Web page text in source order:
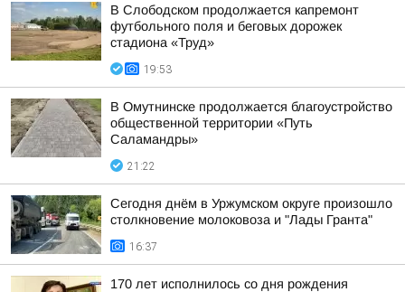
В Слободском продолжается капремонт
футбольного поля и беговых дорожек
стадиона «Труд»
19:53
В Омутнинске продолжается благоустройство
общественной территории «Путь
Саламандры»
21:22
Сегодня днём в Уржумском округе произошло
столкновение молоковоза и "Лады Гранта"
16:37
170 лет исполнилось со дня рождения